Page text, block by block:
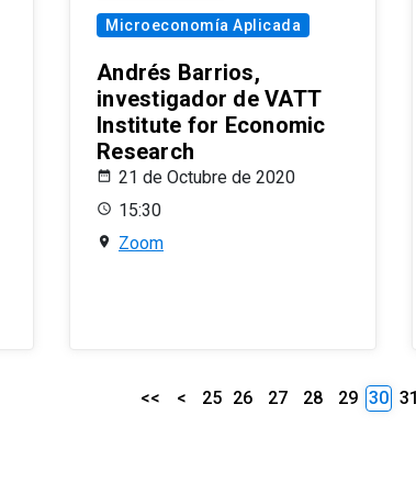
Microeconomía Aplicada
Andrés Barrios,
investigador de VATT
Institute for Economic
Research
21 de Octubre de 2020
15:30
Zoom
<< < 25 26 27 28 29 30 31